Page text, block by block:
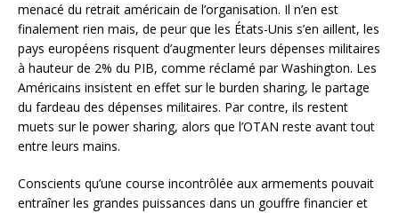
menacé du retrait américain de l’organisation. Il n’en est
finalement rien mais, de peur que les États-Unis s’en aillent, les
pays européens risquent d’augmenter leurs dépenses militaires
à hauteur de 2% du PIB, comme réclamé par Washington. Les
Américains insistent en effet sur le burden sharing, le partage
du fardeau des dépenses militaires. Par contre, ils restent
muets sur le power sharing, alors que l’OTAN reste avant tout
entre leurs mains.
Conscients qu’une course incontrôlée aux armements pouvait
entraîner les grandes puissances dans un gouffre financier et